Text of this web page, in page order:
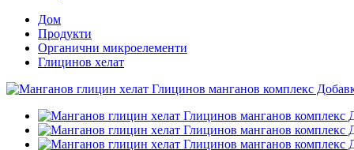
Дом
Продукти
Органични микроелементи
Глицинов хелат